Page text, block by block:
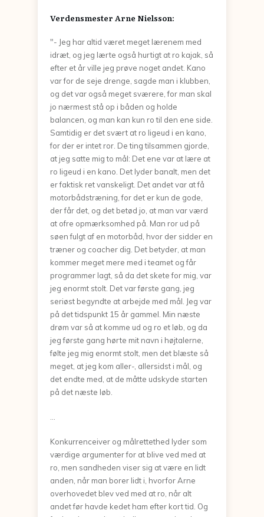
Verdensmester Arne Nielsson:
"- Jeg har altid været meget lærenem med
idræt, og jeg lærte også hurtigt at ro kajak, så
efter et år ville jeg prøve noget andet. Kano
var for de seje drenge, sagde man i klubben,
og det var også meget sværere, for man skal
jo nærmest stå op i båden og holde
balancen, og man kan kun ro til den ene side.
Samtidig er det svært at ro ligeud i en kano,
for der er intet ror. De ting tilsammen gjorde,
at jeg satte mig to mål: Det ene var at lære at
ro ligeud i en kano. Det lyder banalt, men det
er faktisk ret vanskeligt. Det andet var at få
motorbådstræning, for det er kun de gode,
der får det, og det betød jo, at man var værd
at ofre opmærksomhed på. Man ror ud på
søen fulgt af en motorbåd, hvor der sidder en
træner og coacher dig. Det betyder, at man
kommer meget mere med i teamet og får
programmer lagt, så da det skete for mig, var
jeg enormt stolt. Det var første gang, jeg
seriøst begyndte at arbejde med mål. Jeg var
på det tidspunkt 15 år gammel. Min næste
drøm var så at komme ud og ro et løb, og da
jeg første gang hørte mit navn i højtalerne,
følte jeg mig enormt stolt, men det blæste så
meget, at jeg kom aller-, allersidst i mål, og
det endte med, at de måtte udskyde starten
på det næste løb.
Konkurrenceiver og målrettethed lyder som
værdige argumenter for at blive ved med at
ro, men sandheden viser sig at være en lidt
anden, når man borer lidt i, hvorfor Arne
overhovedet blev ved med at ro, når alt
andet før havde kedet ham efter kort tid. Og